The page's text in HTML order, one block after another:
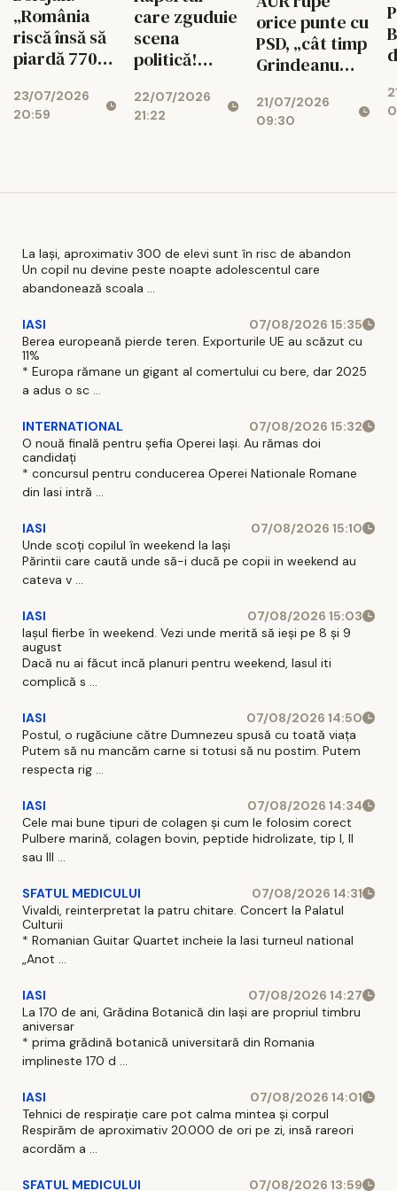
„România
riscă însă să
piardă 770
de euro dacă
legea
23/07/2026
20:59
care zguduie
scena
politică!
explică de ce
cresc
22/07/2026
21:22
orice punte cu
PSD, „cât timp
Grindeanu
partidul”
21/07/2026
09:30
La Iași, aproximativ 300 de elevi sunt în risc de abandon
Un copil nu devine peste noapte adolescentul care
abandonează scoala ...
IASI
07/08/2026 15:35
Berea europeană pierde teren. Exporturile UE au scăzut cu
11%
* Europa rămane un gigant al comertului cu bere, dar 2025
a adus o sc ...
INTERNATIONAL
07/08/2026 15:32
O nouă finală pentru șefia Operei Iași. Au rămas doi
candidați
* concursul pentru conducerea Operei Nationale Romane
din Iasi intră ...
IASI
07/08/2026 15:10
Unde scoți copilul în weekend la Iași
Părintii care caută unde să-i ducă pe copii in weekend au
cateva v ...
IASI
07/08/2026 15:03
Iașul fierbe în weekend. Vezi unde merită să ieși pe 8 și 9
august
Dacă nu ai făcut incă planuri pentru weekend, Iasul iti
complică s ...
IASI
07/08/2026 14:50
Postul, o rugăciune către Dumnezeu spusă cu toată viața
Putem să nu mancăm carne si totusi să nu postim. Putem
respecta rig ...
IASI
07/08/2026 14:34
Cele mai bune tipuri de colagen și cum le folosim corect
Pulbere marină, colagen bovin, peptide hidrolizate, tip I, II
sau III ...
SFATUL MEDICULUI
07/08/2026 14:31
Vivaldi, reinterpretat la patru chitare. Concert la Palatul
Culturii
* Romanian Guitar Quartet incheie la Iasi turneul national
„Anot ...
IASI
07/08/2026 14:27
La 170 de ani, Grădina Botanică din Iași are propriul timbru
aniversar
* prima grădină botanică universitară din Romania
implineste 170 d ...
IASI
07/08/2026 14:01
Tehnici de respirație care pot calma mintea și corpul
Respirăm de aproximativ 20.000 de ori pe zi, insă rareori
acordăm a ...
SFATUL MEDICULUI 07/08/2026 13:59